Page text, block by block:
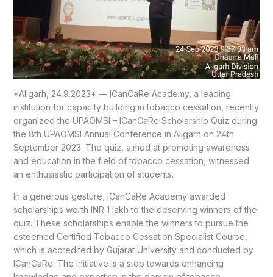
*Aligarh, 24.9.2023* — ICanCaRe Academy, a leading
institution for capacity building in tobacco cessation, recently
organized the UPAOMSI – ICanCaRe Scholarship Quiz during
the 8th UPAOMSI Annual Conference in Aligarh on 24th
September 2023. The quiz, aimed at promoting awareness
and education in the field of tobacco cessation, witnessed
an enthusiastic participation of students.
In a generous gesture, ICanCaRe Academy awarded
scholarships worth INR 1 lakh to the deserving winners of the
quiz. These scholarships enable the winners to pursue the
esteemed Certified Tobacco Cessation Specialist Course,
which is accredited by Gujarat University and conducted by
ICanCaRe. The initiative is a step towards enhancing